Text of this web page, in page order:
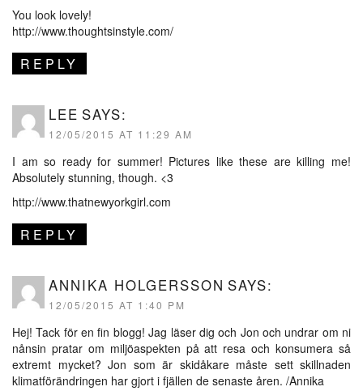
You look lovely!
http://www.thoughtsinstyle.com/
REPLY
LEE SAYS:
12/05/2015 AT 11:29 AM
I am so ready for summer! Pictures like these are killing me!
Absolutely stunning, though. <3
http://www.thatnewyorkgirl.com
REPLY
ANNIKA HOLGERSSON SAYS:
12/05/2015 AT 1:40 PM
Hej! Tack för en fin blogg! Jag läser dig och Jon och undrar om ni
nånsin pratar om miljöaspekten på att resa och konsumera så
extremt mycket? Jon som är skidåkare måste sett skillnaden
klimatförändringen har gjort i fjällen de senaste åren. /Annika